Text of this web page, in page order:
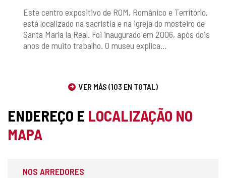
Este centro expositivo de ROM, Românico e Território,
está localizado na sacristia e na igreja do mosteiro de
Santa Maria la Real. Foi inaugurado em 2006, após dois
anos de muito trabalho. O museu explica...
VER MÁS (103 EN TOTAL)
ENDEREÇO E LOCALIZAÇÃO NO
MAPA
NOS ARREDORES